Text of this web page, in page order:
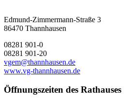
Edmund-Zimmermann-Straße 3
86470 Thannhausen
08281 901-0
08281 901-20
vgem@thannhausen.de
www.vg-thannhausen.de
Öffnungszeiten des Rathauses